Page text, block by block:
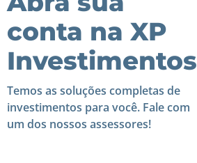
conta na XP
Investimentos
Temos as soluções completas de
investimentos para você. Fale com
um dos nossos assessores!